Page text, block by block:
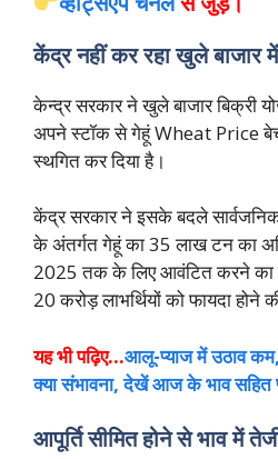
केंद्र नहीं कर रहा खुले बाजार
केन्द्र सरकार ने खुले बाजार बिक्री
अपने स्टॉक से गेहूं Wheat Price
स्थगित कर दिया है।
केंद्र सरकार ने इसके बदले सार्वजनिक
के अंतर्गत गेहूं का 35 लाख टन का
2025 तक के लिए आवंटित करने का
20 करोड़ लाभर्थियों को फायदा होने
यह भी पढ़िए…आलू-प्याज में उठाव
क्या संभावना, देखें आज के भाव सहित
आपूर्ति सीमित होने से भाव में